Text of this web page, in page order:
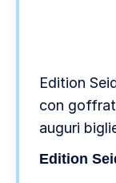
Edition
con
auguri
Edition